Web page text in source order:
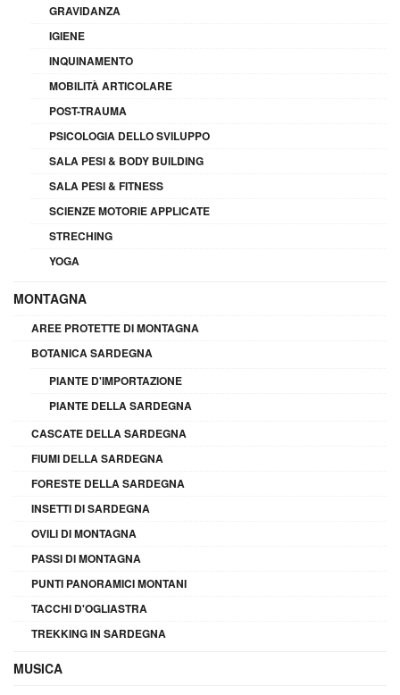
GRAVIDANZA
IGIENE
INQUINAMENTO
MOBILITÀ ARTICOLARE
POST-TRAUMA
PSICOLOGIA DELLO SVILUPPO
SALA PESI & BODY BUILDING
SALA PESI & FITNESS
SCIENZE MOTORIE APPLICATE
STRECHING
YOGA
MONTAGNA
AREE PROTETTE DI MONTAGNA
BOTANICA SARDEGNA
PIANTE D'IMPORTAZIONE
PIANTE DELLA SARDEGNA
CASCATE DELLA SARDEGNA
FIUMI DELLA SARDEGNA
FORESTE DELLA SARDEGNA
INSETTI DI SARDEGNA
OVILI DI MONTAGNA
PASSI DI MONTAGNA
PUNTI PANORAMICI MONTANI
TACCHI D'OGLIASTRA
TREKKING IN SARDEGNA
MUSICA